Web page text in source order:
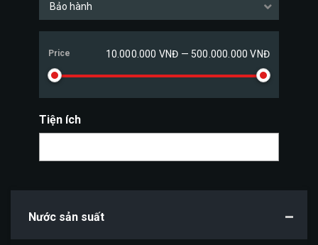
Bảo hành
Price 10.000.000 VNĐ — 500.000.000 VNĐ
Tiện ích
Nước sản suất